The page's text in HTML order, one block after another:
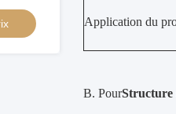
Application du
B. Pour